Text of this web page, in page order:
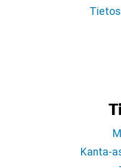
Kanta-